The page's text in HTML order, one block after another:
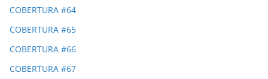
COBERTURA #64
COBERTURA #65
COBERTURA #66
COBERTURA #67